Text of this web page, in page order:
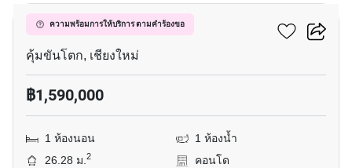
พลัส
เนส
พาร์
ความพร้อมการให้บริการ ตามคำร้องขอ
วันพลัส บิสสิเนส พาร์ค 3
คุ้มขันโตก, เชียงใหม่
฿1,590,000
1 ห้องนอน
1 ห้องน้ำ
26.28 ม.2
คอนโด